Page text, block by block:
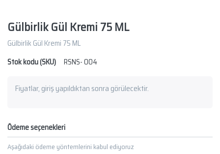
Gülbirlik Gül Kremi 75 ML
Gülbirlik Gül Kremi 75 ML
Stok kodu (SKU)
RSNS- 004
Fiyatlar, giriş yapıldıktan sonra görülecektir.
Ödeme seçenekleri
Aşağıdaki ödeme yöntemlerini kabul ediyoruz